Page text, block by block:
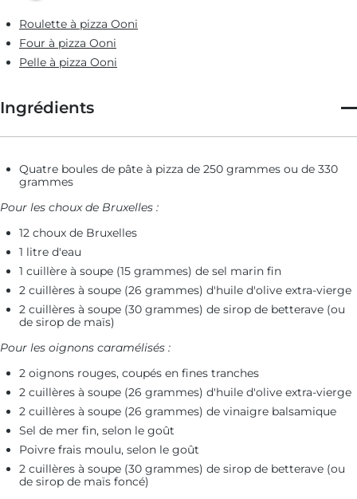
Roulette à pizza Ooni
Four à pizza Ooni
Pelle à pizza Ooni
Ingrédients
Quatre boules de pâte à pizza de 250 grammes ou de 330
grammes
Pour les choux de Bruxelles :
12 choux de Bruxelles
1 litre d'eau
1 cuillère à soupe (15 grammes) de sel marin fin
2 cuillères à soupe (26 grammes) d'huile d'olive extra-vierge
2 cuillères à soupe (30 grammes) de sirop de betterave (ou
de sirop de maïs)
Pour les oignons caramélisés :
2 oignons rouges, coupés en fines tranches
2 cuillères à soupe (26 grammes) d'huile d'olive extra-vierge
2 cuillères à soupe (26 grammes) de vinaigre balsamique
Sel de mer fin, selon le goût
Poivre frais moulu, selon le goût
2 cuillères à soupe (30 grammes) de sirop de betterave (ou
de sirop de maïs foncé)